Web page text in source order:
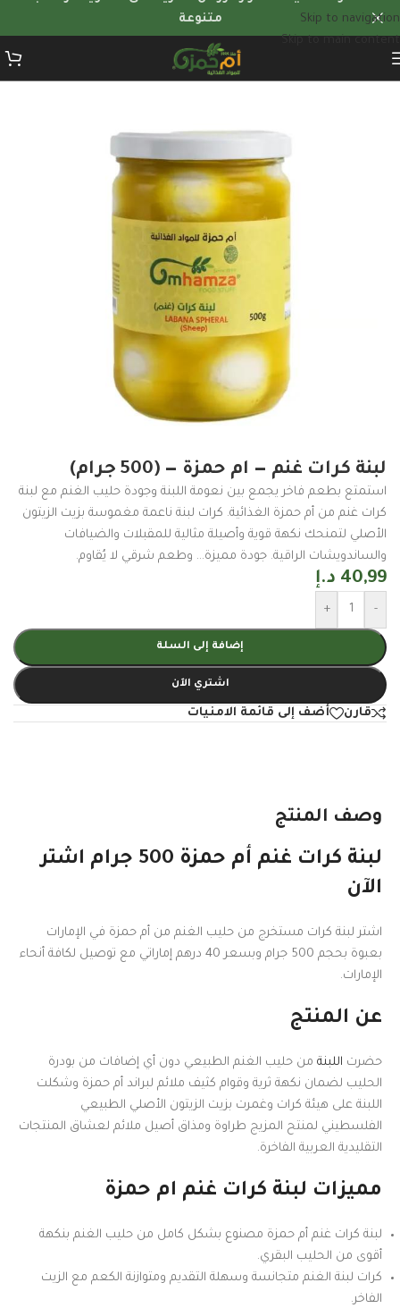
Skip to navigation
متنوعة
لبنة كرات غنم — ام حمزة — (500 جرام)
استمتع بطعم فاخر يجمع بين نعومة اللبنة وجودة حليب الغنم مع لبنة
كرات غنم من أم حمزة الغذائية. كرات لبنة ناعمة مغموسة بزيت الزيتون
الأصلي لتمنحك نكهة قوية وأصيلة مثالية للمقبلات والضيافات
والساندويشات الراقية. جودة مميزة… وطعم شرقي لا يُقاوم.
40,99 د.إ
-
+
إضافة إلى السلة
اشتري الآن
قارن أضف إلى قائمة الامنيات
وصف المنتج
لبنة كرات غنم أم حمزة 500 جرام اشتر
الآن
اشتر لبنة كرات مستخرج من حليب الغنم من أم حمزة في الإمارات
بعبوة بحجم 500 جرام وبسعر 40 درهم إماراتي مع توصيل لكافة أنحاء
الإمارات.
عن المنتج
حضرت اللبنة من حليب الغنم الطبيعي دون أي إضافات من بودرة
الحليب لضمان نكهة ثرية وقوام كثيف ملائم لبراند أم حمزة وشكلت
اللبنة على هيئة كرات وغمرت بزيت الزيتون الأصلي الطبيعي
الفلسطيني لمنتح المزيج طراوة ومذاق أصيل ملائم لعشاق المنتجات
التقليدية العربية الفاخرة.
مميزات لبنة كرات غنم ام حمزة
لبنة كرات غنم أم حمزة مصنوع بشكل كامل من حليب الغنم بنكهة
أقوى من الحليب البقري.
كرات لبنة الغنم متجانسة وسهلة التقديم ومتوازنة الكعم مع الزيت
الفاخر.